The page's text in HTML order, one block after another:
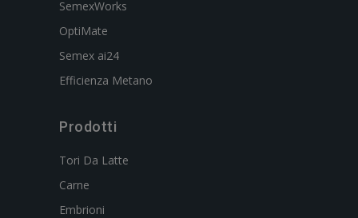
SemexWorks
OptiMate
Semex ai24
Efficienza Metano
Prodotti
Tori Da Latte
Carne
Embrioni